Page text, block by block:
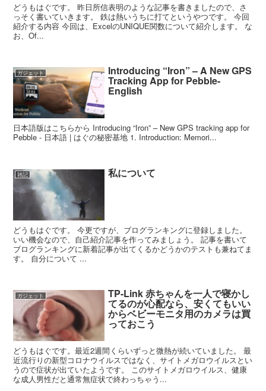
どうもはぐです。 昨日所信表明のような記事を書きましたので、さ
っそく書いていきます。 鉄は熱いうちに打てというやつです。 今回
紹介する内容 今回は、ExcelのUNIQUE関数について紹介します。 な
お、Of...
ガジェット Introducing “Iron” – A New GPS
Tracking App for Pebble-
English
日本語版はこちらから Introducing “Iron” – New GPS tracking app for
Pebble - 日本語 | はぐの秘密基地 1. Introduction: Memori...
雑記 私について
どうもはぐです。 今更ですが、ブログランキングに登録しました。
いい機会なので、自己紹介記事を作ってみましょう。 記事を書いて
ブログランキングに新着記事が出てくるかどうかのテストも兼ねてま
す。 自分について ...
ガジェット TP-Link 赤ちゃんを一人で寝かし
てるのが心配なら、安くてもいい
からベビーモニタ用のカメラは買
っておこう
どうもはぐです。最近2週間くらいずっと微熱が続いていました。 最
近流行りの新型コロナウイルスではなく、サイトメガロウイルスとい
うので症状が出ていたようです。 このサイトメガロウイルス、健康
な成人男性だと通常無症状で終わっちゃう...